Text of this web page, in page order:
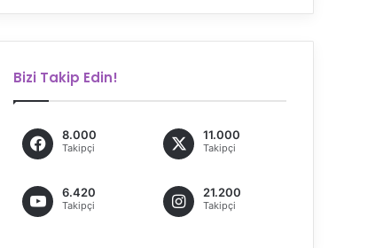
Bizi Takip Edin!
8.000
Takipçi
11.000
Takipçi
6.420
Takipçi
21.200
Takipçi